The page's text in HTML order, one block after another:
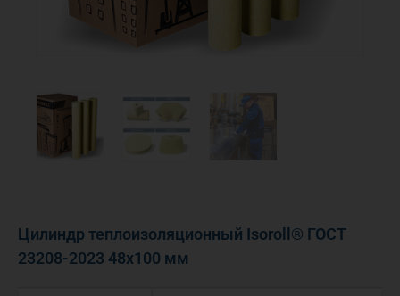
Цилиндр теплоизоляционный Isoroll® ГОСТ
23208-2023 48х100 мм